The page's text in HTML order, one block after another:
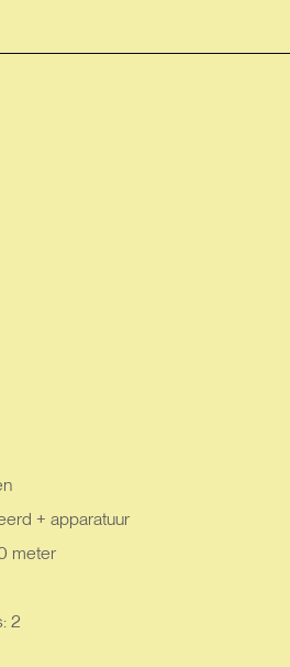
+ apparatuur
meter
2